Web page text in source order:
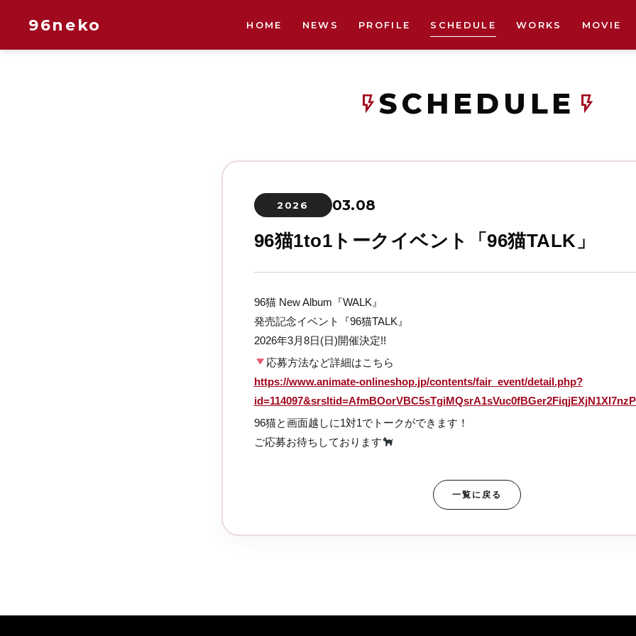
96neko HOME NEWS PROFILE SCHEDULE WORKS MOVIE
flash_onSCHEDULE flash_on
2026 03.08
96猫1to1トークイベント「96猫TALK」
96猫 New Album『WALK』
発売記念イベント『96猫TALK』
2026年3月8日(日)開催決定!!
応募方法など詳細はこちら
https://www.animate-onlineshop.jp/contents/fair_event/detail.php?
96猫と画面越しに1対1でトークができます！
ご応募お待ちしております
一覧に戻る